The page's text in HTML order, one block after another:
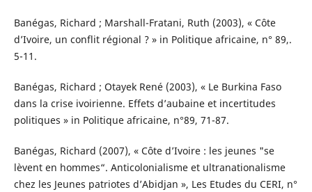
Banégas, Richard ; Marshall-Fratani, Ruth (2003), « Côte
d’Ivoire, un conflit régional ? » in Politique africaine, n° 89,.
5-11.
Banégas, Richard ; Otayek René (2003), « Le Burkina Faso
dans la crise ivoirienne. Effets d’aubaine et incertitudes
politiques » in Politique africaine, n°89, 71-87.
Banégas, Richard (2007), « Côte d’Ivoire : les jeunes "se
lèvent en hommes“. Anticolonialisme et ultranationalisme
chez les Jeunes patriotes d’Abidjan », Les Etudes du CERI, n°